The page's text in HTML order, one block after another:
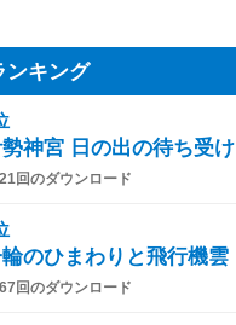
ンキング
神宮 日の出の待ち受け
回のダウンロード
のひまわりと飛行機雲
回のダウンロード